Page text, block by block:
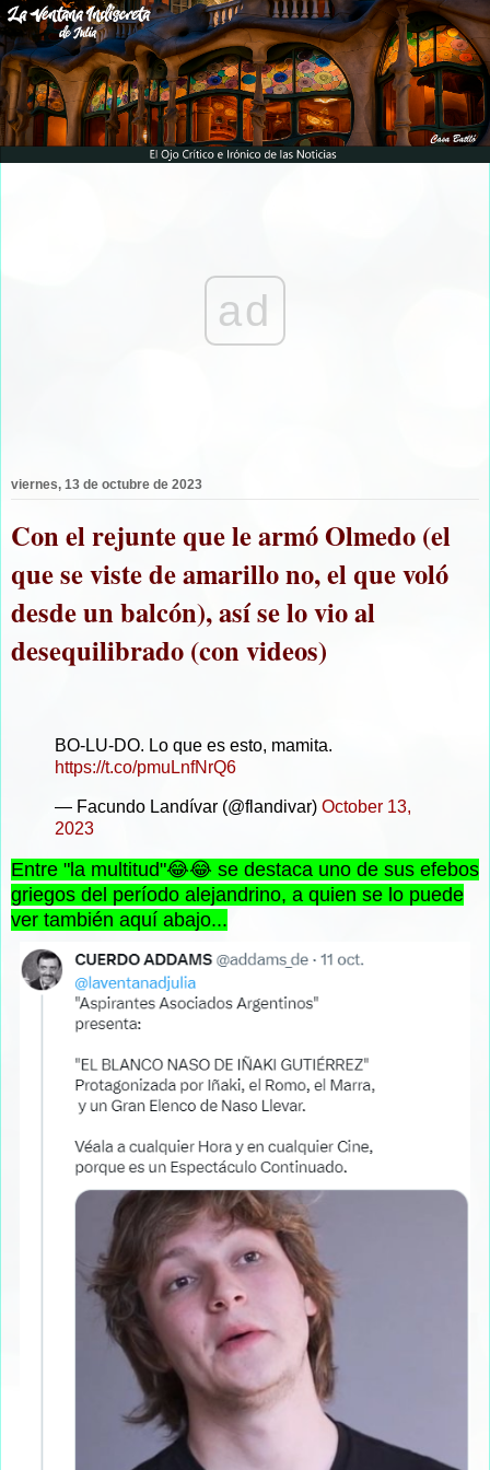
ad
viernes, 13 de octubre de 2023
Con el rejunte que le armó Olmedo (el
que se viste de amarillo no, el que voló
desde un balcón), así se lo vio al
desequilibrado (con videos)
BO-LU-DO. Lo que es esto, mamita.
https://t.co/pmuLnfNrQ6
— Facundo Landívar (@flandivar) October 13,
2023
Entre "la multitud"😂😂 se destaca uno de sus efebos
griegos del período alejandrino, a quien se lo puede
ver también aquí abajo...